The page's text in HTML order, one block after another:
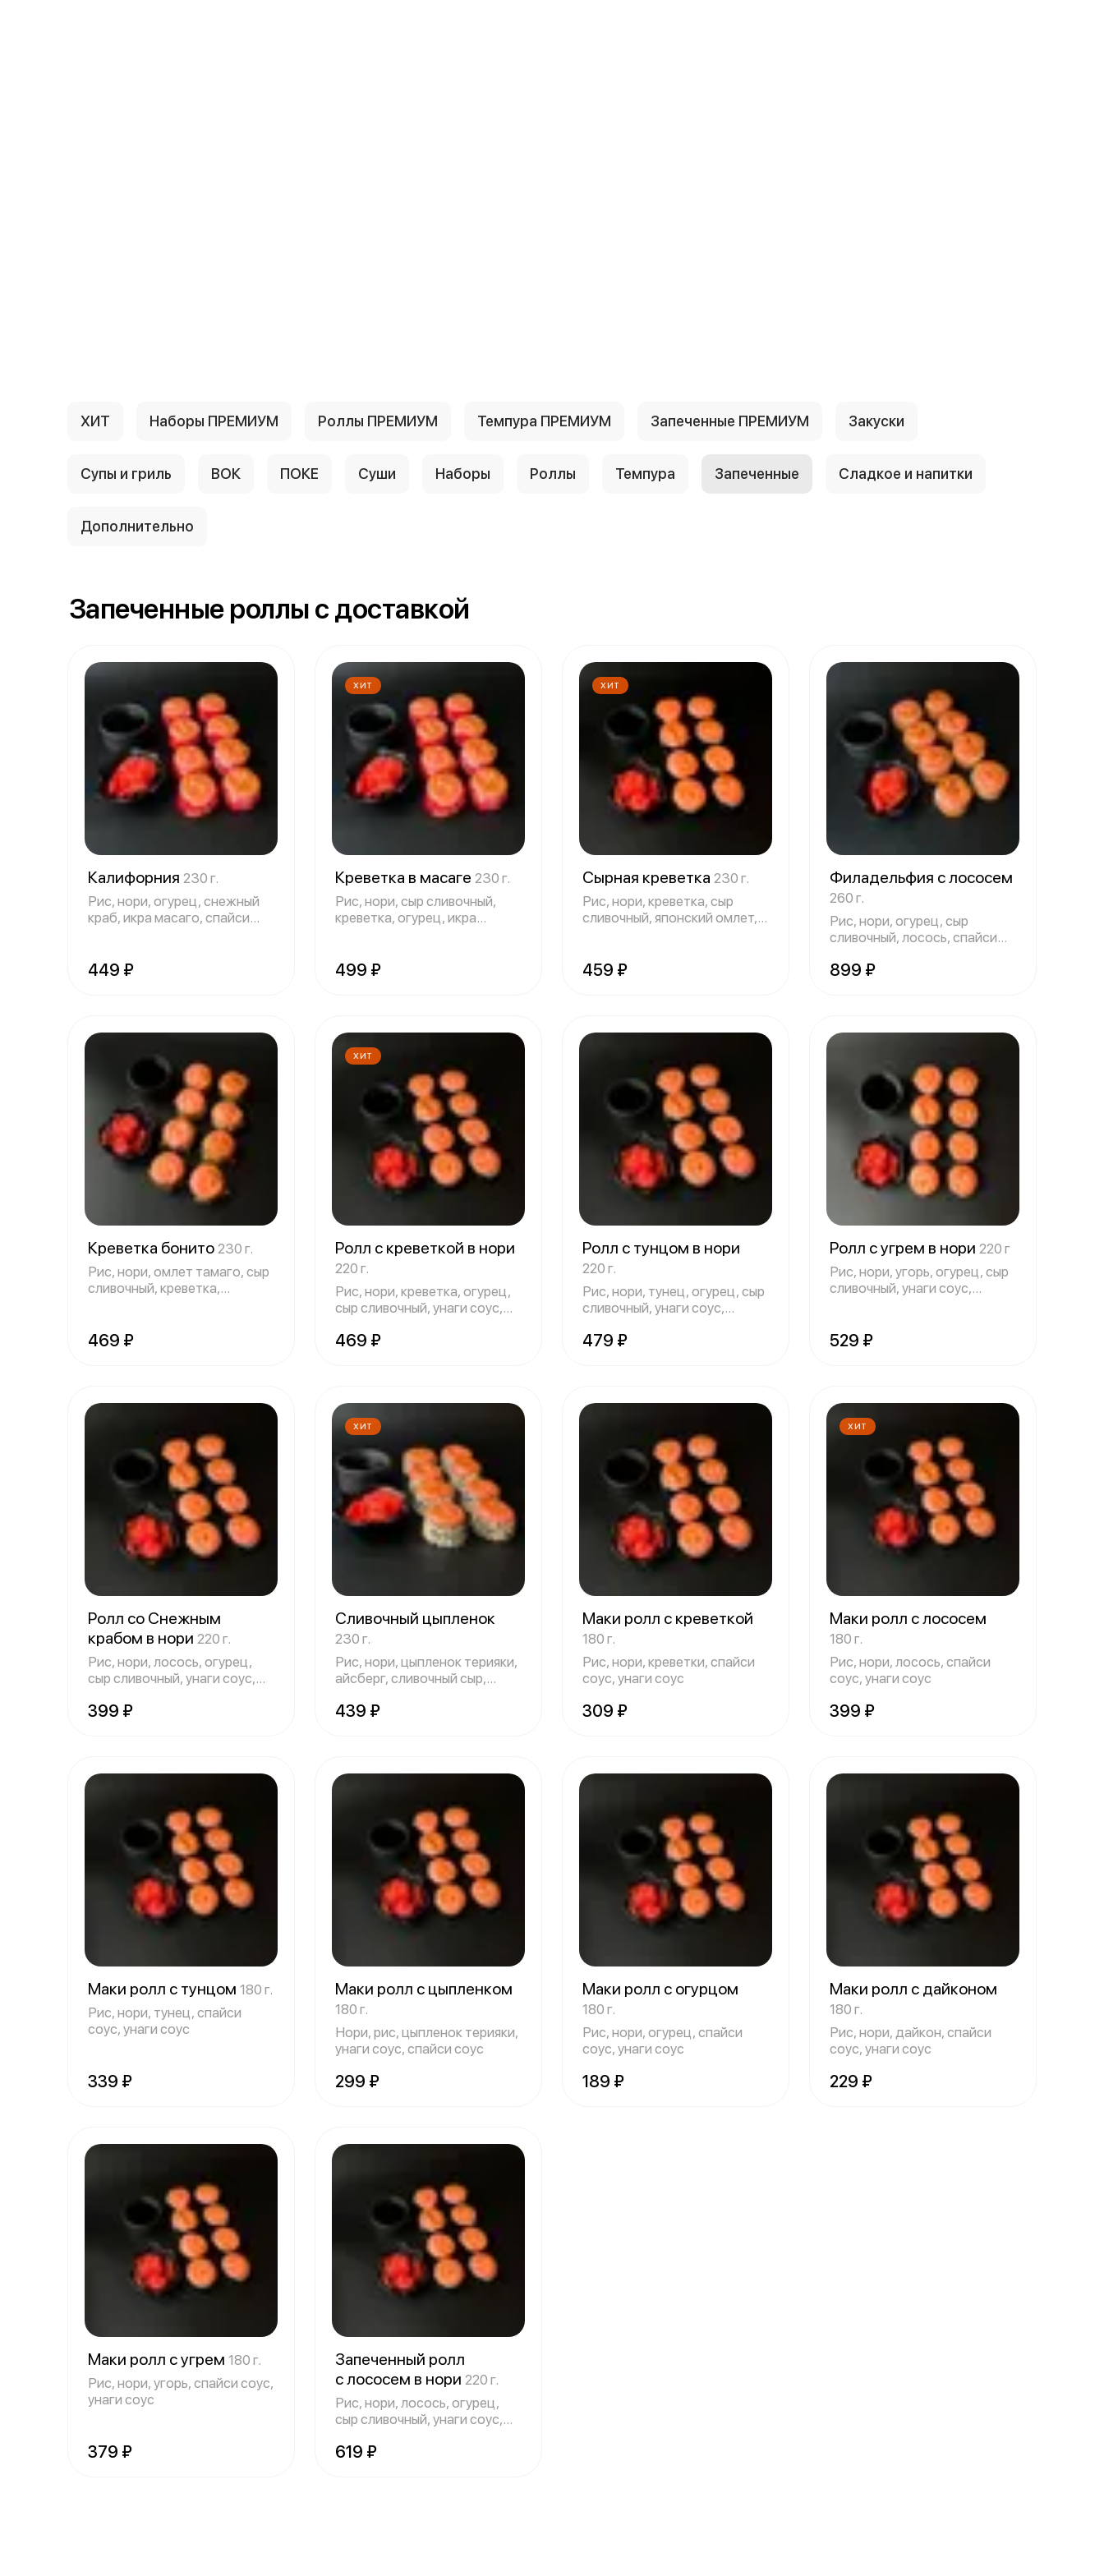
ХИТ Наборы ПРЕМИУМ Роллы ПРЕМИУМ Темпура ПРЕМИУМ Запеченные ПРЕМИУМ Закуски
Супы и гриль ВОК ПОКЕ Суши Наборы Роллы Темпура Запеченные Сладкое и напитки
Дополнительно
Запеченные роллы с доставкой
Калифорния 230 г.
Рис, нори, огурец, снежный
краб, икра масаго, спайси
449 ₽
ХИТ
Креветка в масаге 230 г.
Рис, нори, сыр сливочный,
креветка, огурец, икра
499 ₽
ХИТ
Сырная креветка 230 г.
Рис, нори, креветка, сыр
сливочный, японский омлет,
459 ₽
Филадельфия с лососем
260 г.
Рис, нори, огурец, сыр
сливочный, лосось, спайси
899 ₽
Креветка бонито 230 г.
Рис, нори, омлет тамаго, сыр
сливочный, креветка,
469 ₽
ХИТ
Ролл с креветкой в нори
220 г.
Рис, нори, креветка, огурец,
сыр сливочный, унаги соус,
469 ₽
Ролл с тунцом в нори
220 г.
Рис, нори, тунец, огурец, сыр
сливочный, унаги соус,
479 ₽
Ролл с угрем в нори 220 г
Рис, нори, угорь, огурец, сыр
сливочный, унаги соус,
529 ₽
Ролл со Снежным
крабом в нори 220 г.
Рис, нори, лосось, огурец,
сыр сливочный, унаги соус,
399 ₽
ХИТ
Сливочный цыпленок
230 г.
Рис, нори, цыпленок терияки,
айсберг, сливочный сыр,
439 ₽
Маки ролл с креветкой
180 г.
Рис, нори, креветки, спайси
соус, унаги соус
309 ₽
ХИТ
Маки ролл с лососем
180 г.
Рис, нори, лосось, спайси
соус, унаги соус
399 ₽
Маки ролл с тунцом 180 г.
Рис, нори, тунец, спайси
соус, унаги соус
339 ₽
Маки ролл с цыпленком
180 г.
Нори, рис, цыпленок терияки,
унаги соус, спайси соус
299 ₽
Маки ролл с огурцом
180 г.
Рис, нори, огурец, спайси
соус, унаги соус
189 ₽
Маки ролл с дайконом
180 г.
Рис, нори, дайкон, спайси
соус, унаги соус
229 ₽
Маки ролл с угрем 180 г.
Рис, нори, угорь, спайси соус,
унаги соус
379 ₽
Запеченный ролл
с лососем в нори 220 г.
Рис, нори, лосось, огурец,
сыр сливочный, унаги соус,
619 ₽